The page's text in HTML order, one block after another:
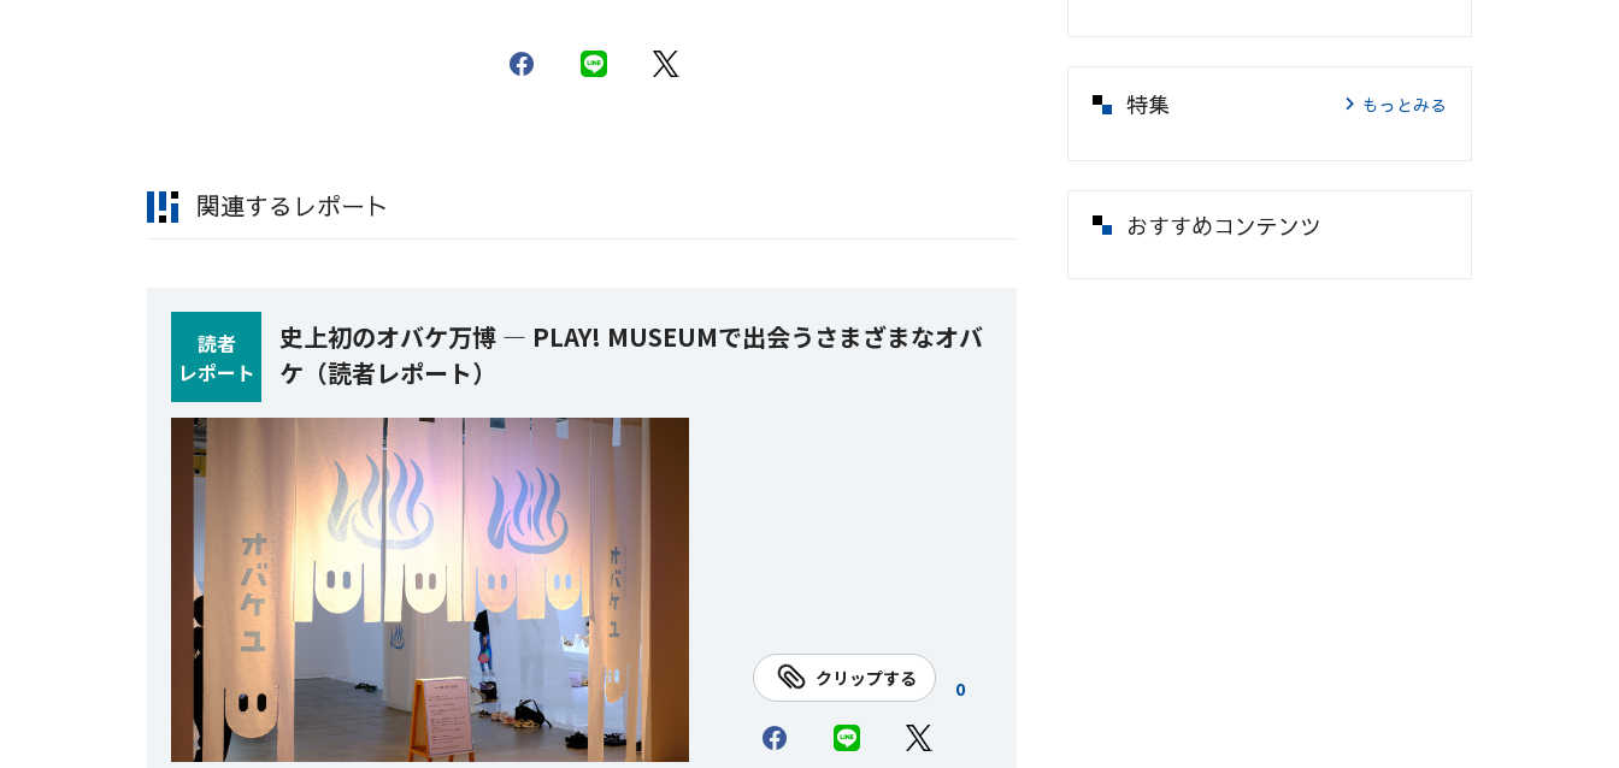
関連するレポート
読者
レポート
史上初のオバケ万博 ― PLAY! MUSEUMで出会うさまざまなオバ
ケ（読者レポート）
クリップする 0
特集 もっとみる
おすすめコンテンツ